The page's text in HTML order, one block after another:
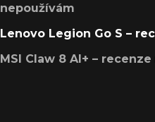
nepoužívám
Lenovo Legion Go S –
MSI Claw 8 AI+ –